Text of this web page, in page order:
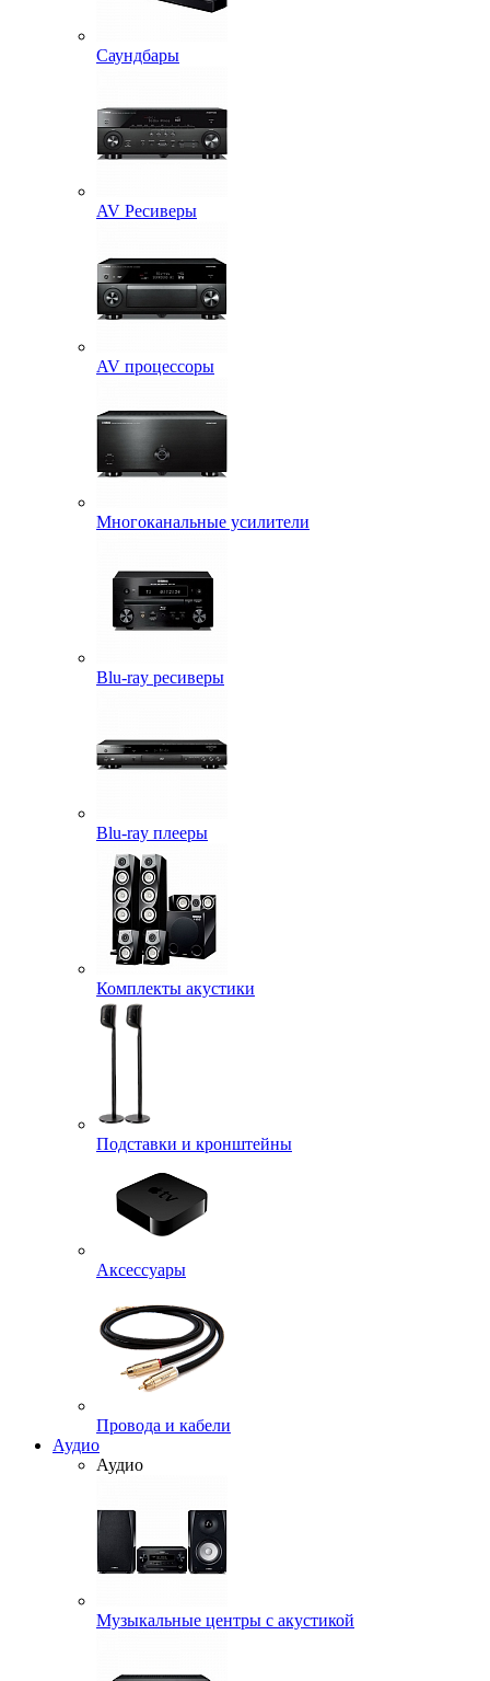
Саундбары
AV Ресиверы
AV процессоры
Многоканальные усилители
Blu-ray ресиверы
Blu-ray плееры
Комплекты акустики
Подставки и кронштейны
Аксессуары
Провода и кабели
Аудио
Аудио
Музыкальные центры с акустикой